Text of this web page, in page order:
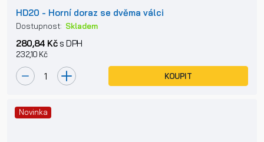
HD20 - Horní doraz se dvěma válci
Dostupnost: Skladem
280,84 Kčs DPH
232,10 Kč
KOUPIT
Novinka